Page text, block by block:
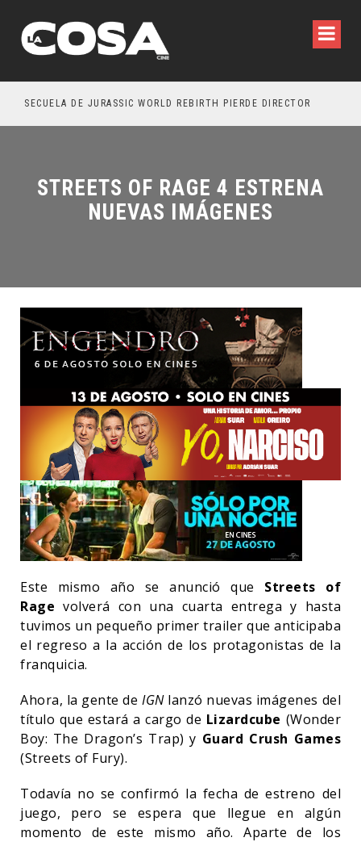
SECUELA DE JURASSIC WORLD REBIRTH PIERDE DIRECTOR
STREETS OF RAGE 4 ESTRENA
NUEVAS IMÁGENES
Este mismo año se anunció que Streets of
Rage volverá con una cuarta entrega y hasta
tuvimos un pequeño primer trailer que anticipaba
el regreso a la acción de los protagonistas de la
franquicia.
Ahora, la gente de IGNlanzó nuevas imágenes del
título que estará a cargo de Lizardcube (Wonder
Boy: The Dragon’s Trap) y Guard Crush Games
(Streets of Fury).
Todavía no se confirmó la fecha de estreno del
juego, pero se espera que llegue en algún
momento de este mismo año. Aparte de los